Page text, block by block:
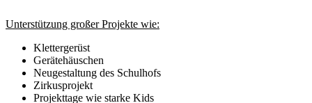
Unterstützung großer Projekte wie:
Klettergerüst
Gerätehäuschen
Neugestaltung des Schulhofs
Zirkusprojekt
Projekttage wie starke Kids